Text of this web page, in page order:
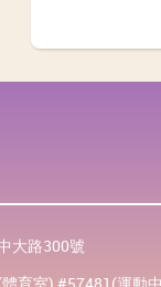
大路300號